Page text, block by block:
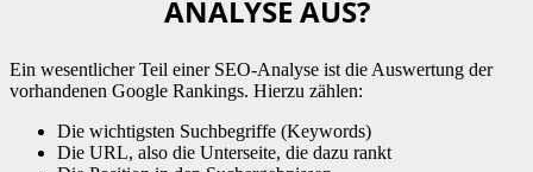
ANALYSE AUS?
Ein wesentlicher Teil einer SEO-Analyse ist die Auswertung der
vorhandenen Google Rankings. Hierzu zählen:
Die wichtigsten Suchbegriffe (Keywords)
Die URL, also die Unterseite, die dazu rankt